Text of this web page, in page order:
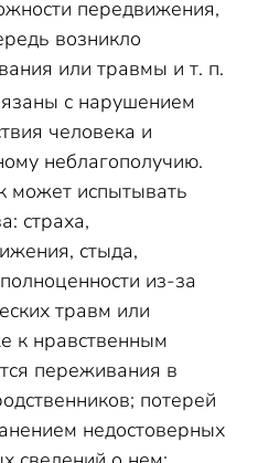
передвижения,
возникло
или травмы и т. п.
с нарушением
человека и
неблагополучию.
может испытывать
страха,
стыда,
из-за
травм или
к нравственным
переживания в
потерей
недостоверных